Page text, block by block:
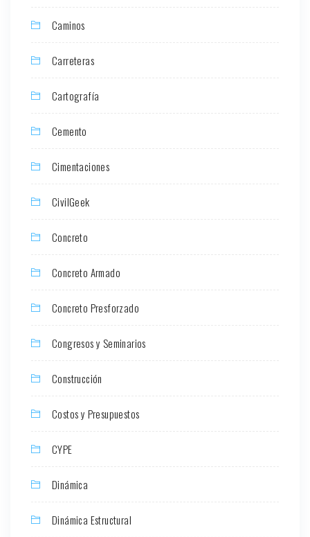
Caminos
Carreteras
Cartografía
Cemento
Cimentaciones
CivilGeek
Concreto
Concreto Armado
Concreto Presforzado
Congresos y Seminarios
Construcción
Costos y Presupuestos
CYPE
Dinámica
Dinámica Estructural